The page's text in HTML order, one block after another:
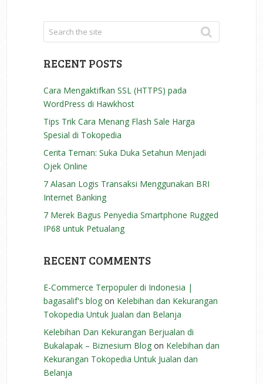
RECENT POSTS
Cara Mengaktifkan SSL (HTTPS) pada
WordPress di Hawkhost
Tips Trik Cara Menang Flash Sale Harga
Spesial di Tokopedia
Cerita Teman: Suka Duka Setahun Menjadi
Ojek Online
7 Alasan Logis Transaksi Menggunakan BRI
Internet Banking
7 Merek Bagus Penyedia Smartphone Rugged
IP68 untuk Petualang
RECENT COMMENTS
E-Commerce Terpopuler di Indonesia |
bagasalif's blog on Kelebihan dan Kekurangan
Tokopedia Untuk Jualan dan Belanja
Kelebihan Dan Kekurangan Berjualan di
Bukalapak – Biznesium Blog on Kelebihan dan
Kekurangan Tokopedia Untuk Jualan dan
Belanja